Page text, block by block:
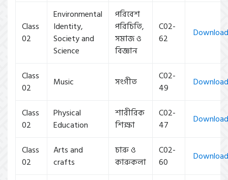
Class
02
Environmental
Identity,
Society and
Science
পরিবেশ
পরিচিতি,
সমাজ ও
বিজ্ঞান
C02-
62
Download
Class
02
Music সংগীত
C02-
49
Download
Class
02
Physical
Education
শারীরিক
শিক্ষা
C02-
47
Download
Class
02
Arts and
crafts
চারু ও
কারুকলা
C02-
60
Download